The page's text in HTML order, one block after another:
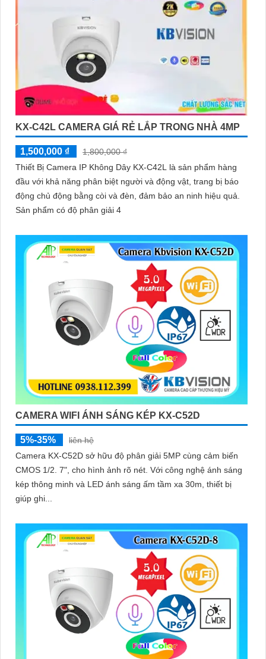
KX-C42L CAMERA GIÁ RẺ LẮP TRONG NHÀ 4MP
1,500,000 ₫
1,800,000 ₫
Thiết Bị Camera IP Không Dây KX-C42L là sản phẩm hàng
đầu với khả năng phân biệt người và động vật, trang bị báo
động chủ động bằng còi và đèn, đảm bảo an ninh hiệu quả.
Sản phẩm có độ phân giải 4
CAMERA WIFI ÁNH SÁNG KÉP KX-C52D
5%-35%
liên hệ
Camera KX-C52D sở hữu độ phân giải 5MP cùng cảm biến
CMOS 1/2. 7", cho hình ảnh rõ nét. Với công nghệ ánh sáng
kép thông minh và LED ánh sáng ấm tầm xa 30m, thiết bị
giúp ghi...